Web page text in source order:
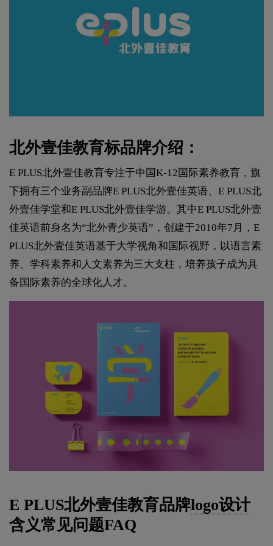
北外壹佳教育标品牌介绍：
E PLUS北外壹佳教育专注于中国K-12国际素养教育，旗
下拥有三个业务副品牌E PLUS北外壹佳英语、E PLUS北
外壹佳学堂和E PLUS北外壹佳学游。其中E PLUS北外壹
佳英语前身名为“北外青少英语”，创建于2010年7月，E
PLUS北外壹佳英语基于大学视角和国际视野，以语言素
养、学科素养和人文素养为三大支柱，培养孩子成为具
备国际素养的全球化人才。
E PLUS北外壹佳教育品牌logo设计
含义常见问题FAQ